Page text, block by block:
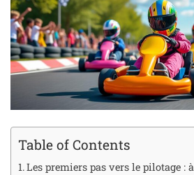
Table of Contents
Les premiers pas vers le pilotage :